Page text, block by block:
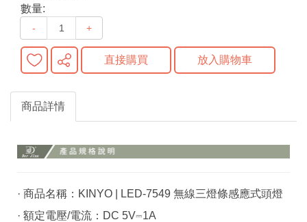
數量:
- +
直接購買 放入購物車
商品詳情
· 商品名稱：KINYO | LED-7549 無線三燈條感應式頭燈
· 額定電壓/電流：DC 5V⎓1A